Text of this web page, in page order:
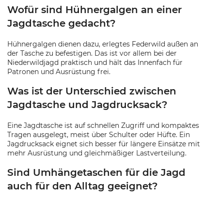
Wofür sind Hühnergalgen an einer
Jagdtasche gedacht?
Hühnergalgen dienen dazu, erlegtes Federwild außen an
der Tasche zu befestigen. Das ist vor allem bei der
Niederwildjagd praktisch und hält das Innenfach für
Patronen und Ausrüstung frei.
Was ist der Unterschied zwischen
Jagdtasche und Jagdrucksack?
Eine Jagdtasche ist auf schnellen Zugriff und kompaktes
Tragen ausgelegt, meist über Schulter oder Hüfte. Ein
Jagdrucksack eignet sich besser für längere Einsätze mit
mehr Ausrüstung und gleichmäßiger Lastverteilung.
Sind Umhängetaschen für die Jagd
auch für den Alltag geeignet?